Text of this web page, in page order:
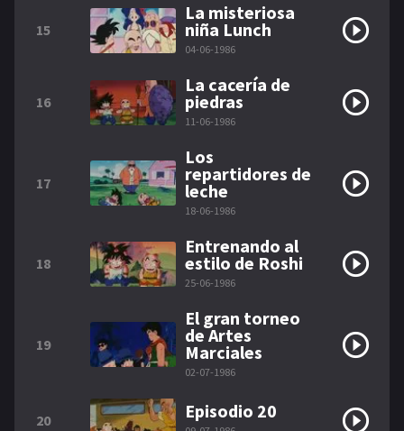
15
La misteriosa
niña Lunch
04-06-1986
16
La cacería de
piedras
11-06-1986
17
Los
repartidores de
leche
18-06-1986
18
Entrenando al
estilo de Roshi
25-06-1986
19
El gran torneo
de Artes
Marciales
02-07-1986
20 Episodio 20